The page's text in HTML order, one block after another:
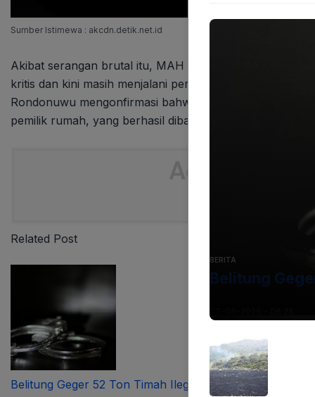
Sumber Istimewa : akcdn.detik.net.id
Akibat serangan brutal itu, MAH mengalami tujuh luka
kritis dan kini masih menjalani perawatan intensif di
Rondonuwu mengonfirmasi bahwa kerugian materiil
pemilik rumah, yang berhasil dibawa kabur oleh para
Related Post
Belitung Geger 52 Ton Timah Ilegal Terungkap
BERITA
Belitung